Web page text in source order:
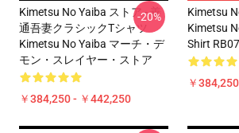
Kimetsu No Yaiba ストア - 善
通吾妻クラシックTシャツ
Kimetsu No Yaiba マーチ・デ
モン・スレイヤー・ストア
￥384,250 - ￥442,250
-20%
Kimetsu
Kimetsu
Shirt
￥